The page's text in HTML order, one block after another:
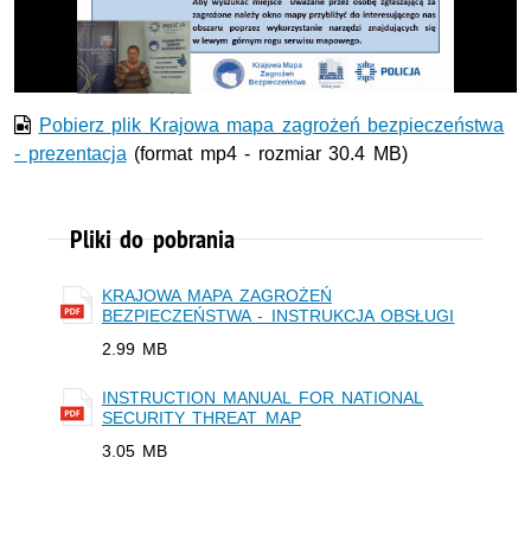
wideo
Pobierz plik Krajowa mapa zagrożeń bezpieczeństwa
- prezentacja (format mp4 - rozmiar 30.4 MB)
Pliki do pobrania
KRAJOWA MAPA ZAGROŻEŃ
BEZPIECZEŃSTWA - INSTRUKCJA OBSŁUGI
2.99 MB
INSTRUCTION MANUAL FOR NATIONAL
SECURITY THREAT MAP
3.05 MB